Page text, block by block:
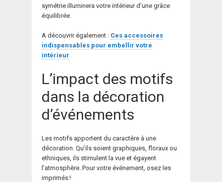
symétrie illuminera votre intérieur d’une grâce
équilibrée.
A découvrir également : Ces accessoires
indispensables pour embellir votre
intérieur
L’impact des motifs
dans la décoration
d’événements
Les motifs apportent du caractère à une
décoration. Qu’ils soient graphiques, floraux ou
ethniques, ils stimulent la vue et égayent
l’atmosphère. Pour votre événement, osez les
imprimés !